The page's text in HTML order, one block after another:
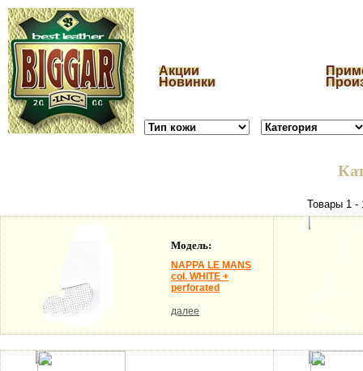
Акции
Новинки
Товары 1 -
Модель:
NAPPA LE MANS
col. WHITE +
perforated
далее